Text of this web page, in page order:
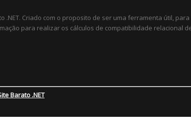
Criado com o proposito de ser uma ferramenta útil,
para realizar os cálculos de compatibilidade relacional
Barato .NET